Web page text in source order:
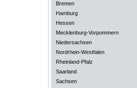
Bremen
Hamburg
Hessen
Mecklenburg-Vorpommern
Niedersachsen
Nordrhein-Westfalen
Rheinland-Pfalz
Saarland
Sachsen